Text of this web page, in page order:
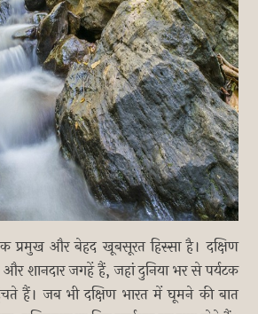
प्रमुख और बेहद खूबसूरत हिस्सा है। दक्षिण
शानदार जगहें हैं, जहां दुनिया भर से पर्यटक
हैं। जब भी दक्षिण भारत में घूमने की बात